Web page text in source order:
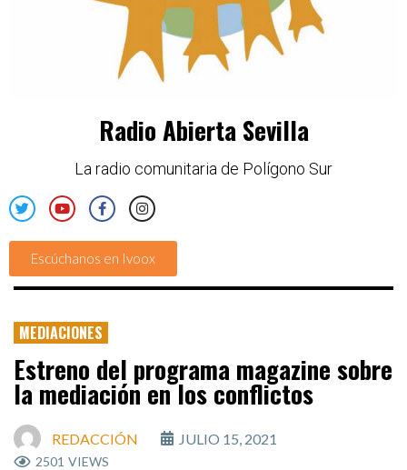
Radio Abierta Sevilla
La radio comunitaria de Polígono Sur
Escúchanos en Ivoox
MEDIACIONES
Estreno del programa magazine sobre
la mediación en los conflictos
REDACCIÓN JULIO 15, 2021
2501 VIEWS